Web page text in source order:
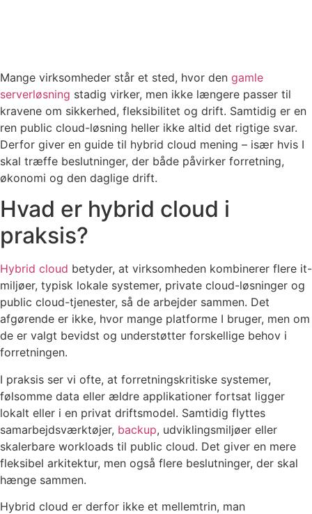
Mange virksomheder står et sted, hvor den gamle
serverløsning stadig virker, men ikke længere passer til
kravene om sikkerhed, fleksibilitet og drift. Samtidig er en
ren public cloud-løsning heller ikke altid det rigtige svar.
Derfor giver en guide til hybrid cloud mening – især hvis I
skal træffe beslutninger, der både påvirker forretning,
økonomi og den daglige drift.
Hvad er hybrid cloud i
praksis?
Hybrid cloud betyder, at virksomheden kombinerer flere it-
miljøer, typisk lokale systemer, private cloud-løsninger og
public cloud-tjenester, så de arbejder sammen. Det
afgørende er ikke, hvor mange platforme I bruger, men om
de er valgt bevidst og understøtter forskellige behov i
forretningen.
I praksis ser vi ofte, at forretningskritiske systemer,
følsomme data eller ældre applikationer fortsat ligger
lokalt eller i en privat driftsmodel. Samtidig flyttes
samarbejdsværktøjer, backup, udviklingsmiljøer eller
skalerbare workloads til public cloud. Det giver en mere
fleksibel arkitektur, men også flere beslutninger, der skal
hænge sammen.
Hybrid cloud er derfor ikke et mellemtrin, man